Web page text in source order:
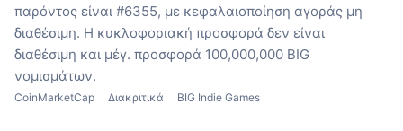
παρόντος είναι #6355, με κεφαλαιοποίηση αγοράς μη
διαθέσιμη. Η κυκλοφοριακή προσφορά δεν είναι
διαθέσιμη και μέγ. προσφορά 100,000,000 BIG
νομισμάτων.
CoinMarketCap Διακριτικά BIG Indie Games